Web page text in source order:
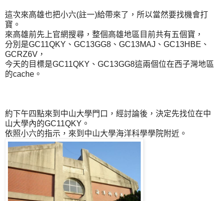
這次來高雄也把小六(註一)給帶來了，所以當然要找機會打
寶。
來高雄前先上官網搜尋，整個高雄地區目前共有五個寶，
分別是GC11QKY、GC13GG8、GC13MAJ、GC13HBE、
GCRZ6V，
今天的目標是GC11QKY、GC13GG8這兩個位在西子灣地區
的cache。
約下午四點來到中山大學門口，經討論後，決定先找位在中
山大學內的GC11QKY。
依照小六的指示，來到中山大學海洋科學學院附近。